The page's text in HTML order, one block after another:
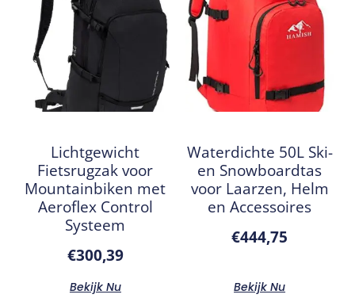
Lichtgewicht
Fietsrugzak voor
Mountainbiken met
Aeroflex Control
Systeem
€300,39
Bekijk Nu
Waterdichte 50L Ski-
en Snowboardtas
voor Laarzen, Helm
en Accessoires
€444,75
Bekijk Nu